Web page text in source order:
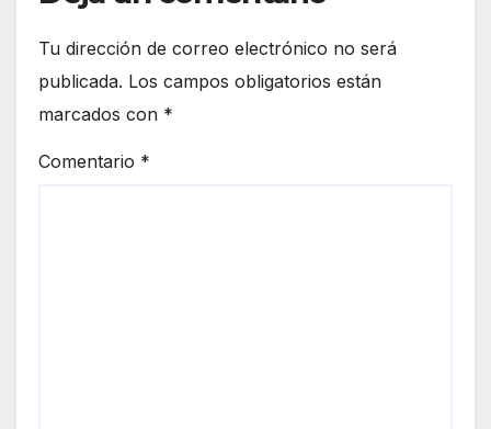
Tu dirección de correo electrónico no será
publicada. Los campos obligatorios están
marcados con *
Comentario *